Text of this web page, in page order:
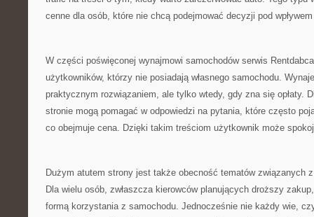
cenne dla osób, które nie chcą podejmować decyzji pod
W części poświęconej wynajmowi samochodów serwis
użytkowników, którzy nie posiadają własnego samochodu.
praktycznym rozwiązaniem, ale tylko wtedy, gdy zna się opłaty.
stronie mogą pomagać w odpowiedzi na pytania, które często
co obejmuje cena. Dzięki takim treściom użytkownik może
Dużym atutem strony jest także obecność tematów związanych
Dla wielu osób, zwłaszcza kierowców planujących droższy
formą korzystania z samochodu. Jednocześnie nie każdy wie,